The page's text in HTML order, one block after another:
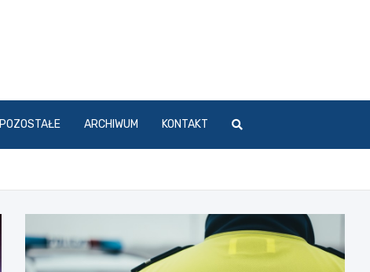
POZOSTAŁE ARCHIWUM KONTAKT